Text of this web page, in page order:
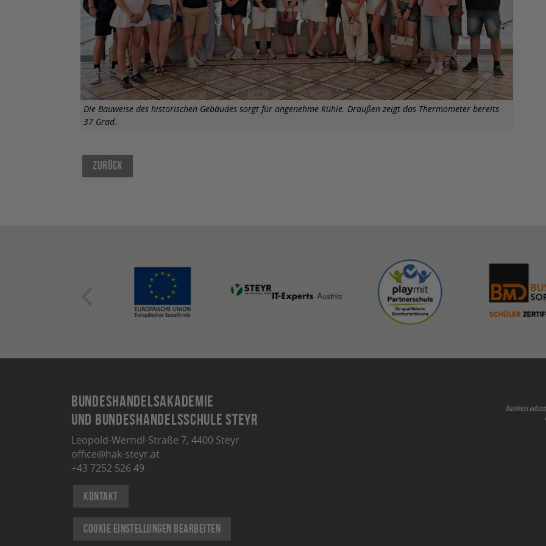
Die Bauweise des historischen Gebäudes sorgt für angenehme Kühle. Draußen zeigt das Thermometer bereits
37 Grad.
Zurück
Bundeshandelsakademie
und Bundeshandelsschule Steyr
Leopold-Werndl-Straße 7, 4400 Steyr
office@hak-steyr.at
+43 7252 526 49
Kontakt
Cookie Einstellungen bearbeiten